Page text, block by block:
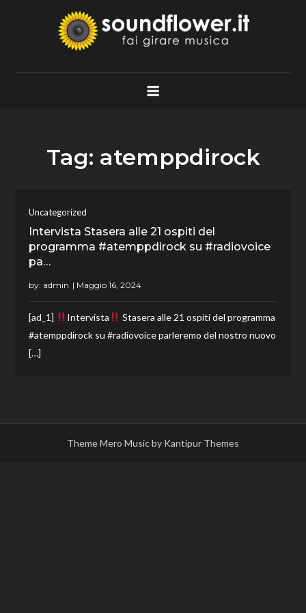
Soundflower.it
Fai Girare Musica
Tag: atemppdirock
Uncategorized
Intervista Stasera alle 21 ospiti del
programma #atemppdirock su #radiovoice
pa…
by: admin
[ad_1] Intervista
Stasera alle 21 ospiti del programma
#atemppdirock su #radiovoice parleremo del nostro nuovo
[…]
Theme Mero Music by Kantipur Themes